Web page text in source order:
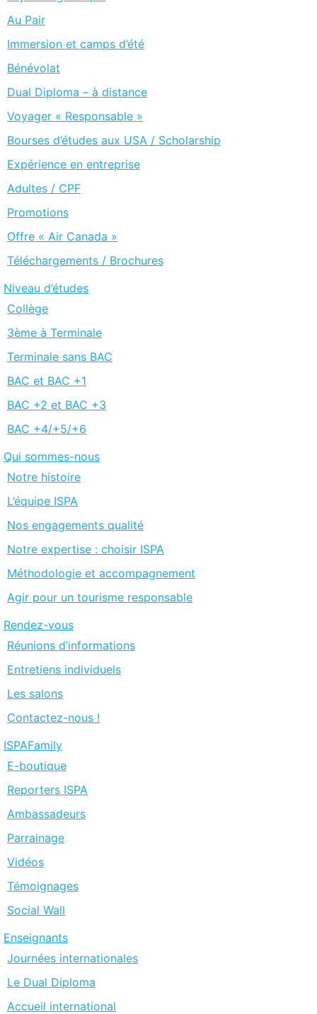
Au Pair
Immersion et camps d’été
Bénévolat
Dual Diploma – à distance
Voyager « Responsable »
Bourses d’études aux USA / Scholarship
Expérience en entreprise
Adultes / CPF
Promotions
Offre « Air Canada »
Téléchargements / Brochures
Niveau d’études
Collège
3ème à Terminale
Terminale sans BAC
BAC et BAC +1
BAC +2 et BAC +3
BAC +4/+5/+6
Qui sommes-nous
Notre histoire
L’équipe ISPA
Nos engagements qualité
Notre expertise : choisir ISPA
Méthodologie et accompagnement
Agir pour un tourisme responsable
Rendez-vous
Réunions d’informations
Entretiens individuels
Les salons
Contactez-nous !
ISPAFamily
E-boutique
Reporters ISPA
Ambassadeurs
Parrainage
Vidéos
Témoignages
Social Wall
Enseignants
Journées internationales
Le Dual Diploma
Accueil international